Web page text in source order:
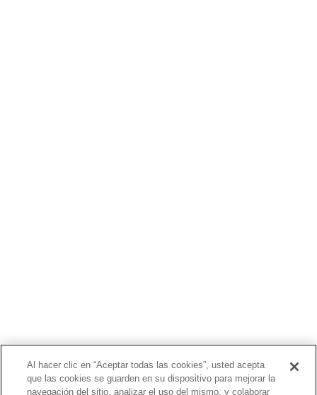
INVERSORES
CONTACTO
BIONET
Al hacer clic en “Aceptar todas las cookies”, usted acepta
que las cookies se guarden en su dispositivo para mejorar la
navegación del sitio, analizar el uso del mismo, y colaborar